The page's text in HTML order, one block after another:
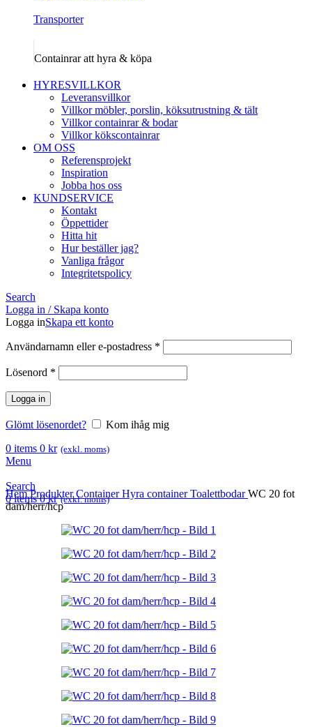
Transporter
Containrar att hyra & köpa
HYRESVILLKOR
Leveransvillkor
Villkor möbler, porslin, köksutrustning & tält
Villkor containrar & bodar
Villkor kökscontainrar
OM OSS
Referensprojekt
Inspiration
Jobba hos oss
KUNDSERVICE
Kontakt
Öppettider
Hitta hit
Hur beställer jag?
Vanliga frågor
Integritetspolicy
Search
Logga in / Skapa konto
Logga inSkapa ett konto
Användarnamn eller e-postadress *
Lösenord *
Logga in
Glömt lösenordet?
Kom ihåg mig
0 items 0 kr (exkl. moms)
Menu
Search
0items 0kr (exkl. moms)
HemProdukterContainerHyra containerToalettbodarWC 20 fot
dam/herr/hcp